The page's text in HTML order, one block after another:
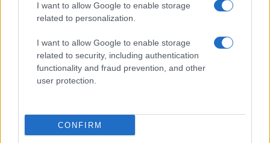
I want to allow Google to enable storage
related to personalization.
I want to allow Google to enable storage
related to security, including authentication
functionality and fraud prevention, and other
user protection.
CONFIRM
H Saab πάει για διπλασιασμό της
παραγωγής των Gripen